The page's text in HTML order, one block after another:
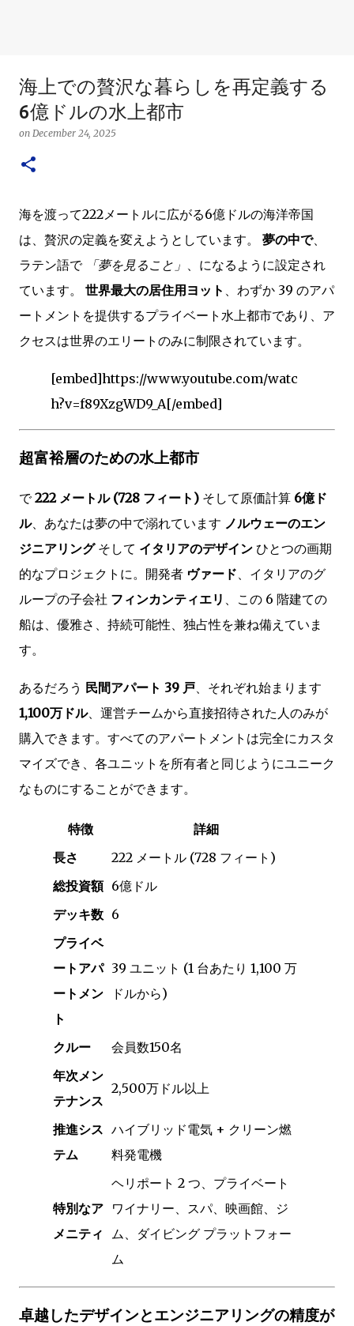
海上での贅沢な暮らしを再定義する
6億ドルの水上都市
on December 24, 2025
海を渡って222メートルに広がる6億ドルの海洋帝国
は、贅沢の定義を変えようとしています。 夢の中で、
ラテン語で
「夢を見ること」 、になるように設定され
ています。 世界最大の居住用ヨット 、わずか 39 のアパ
ートメントを提供するプライベート水上都市であり、ア
クセスは世界のエリートのみに制限されています。
[embed]https://www.youtube.com/watc
h?v=f89XzgWD9_A[/embed]
超富裕層のための水上都市
で222 メートル (728 フィート) そして原価計算 6億ド
ル、あなたは夢の中で溺れています ノルウェーのエン
ジニアリングそして イタリアのデザイン ひとつの画期
的なプロジェクトに。開発者 ヴァード、イタリアのグ
ループの子会社 フィンカンティエリ 、この 6 階建ての
船は、優雅さ、持続可能性、独占性を兼ね備えていま
す。
あるだろう 民間アパート 39 戸、それぞれ始まります
1,100万ドル、運営チームから直接招待された人のみが
購入できます。すべてのアパートメントは完全にカスタ
マイズでき、各ユニットを所有者と同じようにユニーク
なものにすることができます。
特徴
詳細
長さ
222 メートル (728 フィート)
総投資額 6億ドル
デッキ数 6
プライベ
ートアパ
ートメン
ト
39 ユニット (1 台あたり 1,100 万
ドルから)
クルー
会員数150名
年次メン
テナンス
2,500万ドル以上
推進シス
テム
ハイブリッド電気 + クリーン燃
料発電機
特別なア
メニティ
ヘリポート 2 つ、プライベート
ワイナリー、スパ、映画館、ジ
ム、ダイビング プラットフォー
ム
卓越したデザインとエンジニアリングの精度が